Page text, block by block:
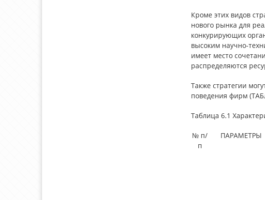
Кроме этих видов
нового рынка для
конкурирующих
высоким научно-
имеет место
распределяются
Также стратегии
поведения фирм
Таблица 6.1
№ п/
п
ПАРАМЕТРЫ